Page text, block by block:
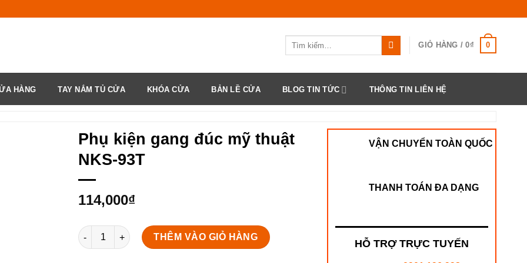
GIỎ HÀNG /0₫ 0
HÀNG TAY NẮM TỦ CỬA KHÓA CỬA BẢN LỀ CỬA BLOG TIN TỨC THÔNG TIN LIÊN HỆ
Phụ kiện gang đúc mỹ thuật
NKS-93T
114,000₫
Phụ kiện gang đúc mỹ thuật NKS-93T số lượng
THÊM VÀO GIỎ HÀNG
VẬN CHUYỂN TOÀN QUỐC
THANH TOÁN ĐA DẠNG
HỖ TRỢ TRỰC TUYẾN